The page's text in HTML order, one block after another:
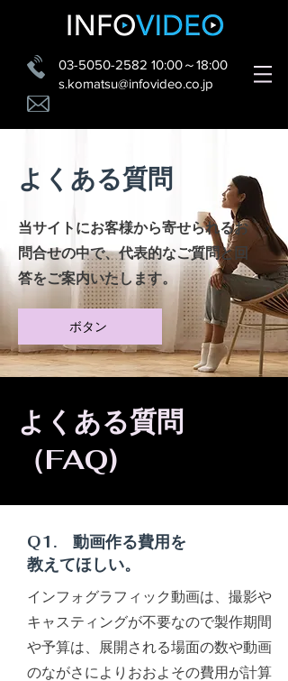
​03-5050-2582 10:00～18:00
​s.komatsu@infovideo.co.jp
よくある質問
​当サイトにお客様から寄せられるお
問合せの中で、代表的なご質問と回
答をご案内いたします。
ボタン
よくある質問
​（FAQ)
Q1. 動画作る費用を
教えてほしい。
インフォグラフィック動画は、撮影や
キャスティングが不要なので製作期間
や予算は、展開される場面の数や動画
のながさによりおおよその費用が計算